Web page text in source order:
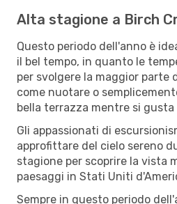
Alta stagione a Birch
Questo periodo dell'anno è
il bel tempo, in quanto le
per svolgere la maggior parte
come nuotare o
bella terrazza mentre si
Gli appassionati di
approfittare del cielo sereno
stagione per scoprire la vista
paesaggi in Stati Uniti
Sempre in questo periodo